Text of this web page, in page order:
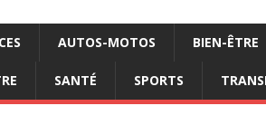
AUTOS-MOTOS BIEN-ÊTRE
SANTÉ SPORTS